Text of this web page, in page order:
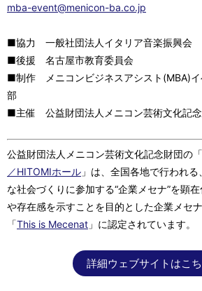
mba-event@menicon-ba.co.jp
■協力 一般社団法人イタリア音楽振興会
■後援 名古屋市教育委員会
■制作 メニコンビジネスアシスト(MBA)イ
部
■主催 公益財団法人メニコン芸術文化記
公益財団法人メニコン芸術文化記念財団の「
／HITOMIホール 」は、全国各地で行われ
な社会づくりに参加する“企業メセナ”を顕
や存在感を示すことを目的とした企業メセ
「This is Mecenat 」に認定されています。
詳細ウェブサイトはこ